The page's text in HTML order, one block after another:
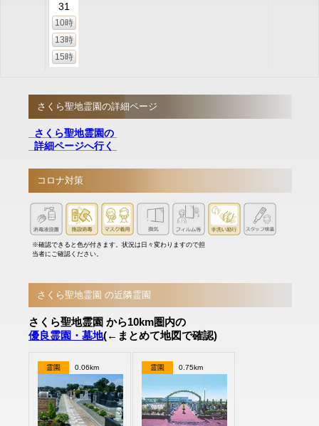
31
10時
13時
15時
さくら聖地霊園の詳細ページ
さくら聖地霊園の
詳細ページへ行く
コロナ対策
※確認できると色が付きます。状況は日々変わりますので担
当者にご確認ください。
さくら聖地霊園 の近隣霊園
さくら聖地霊園 から10km圏内の
優良霊園・墓地(←まとめて地図で確認)
霊園 0.06km 霊園 0.75km